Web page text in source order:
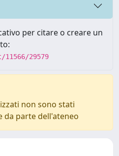
per citare o creare un
29579
non sono stati
da parte dell'ateneo